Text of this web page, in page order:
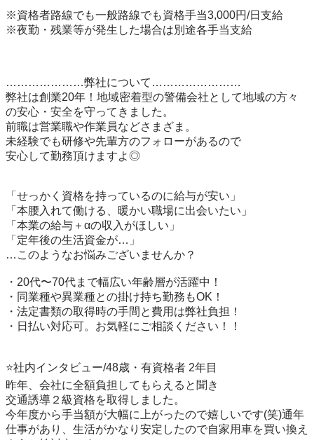
※資格者路線でも一般路線でも資格手当3,000円/日支給
※夜勤・残業等が発生した場合は別途各手当支給
…………………弊社について……………………
弊社は創業20年！地域密着型の警備会社として地域の方々
の安心・安全を守ってきました。
前職は営業職や作業員などさまざま。
未経験でも研修や先輩方のフォローがあるので
安心して勤務頂けますよ◎
「せっかく資格を持っているのに給与が安い」
「本腰入れて働ける、暖かい職場に出会いたい」
「本業の給与＋αの収入がほしい」
「定年後の生活資金が…」
…このようなお悩みございませんか？
・20代〜70代まで幅広い年齢層が活躍中！
・同業種や異業種との掛け持ち勤務もOK！
・法定書類の取得時の手間と費用は弊社負担！
・日払い対応可。お気軽にご相談ください！！
⭐️社内インタビュー/48歳・有資格者 2年目
昨年、会社に全額負担してもらえると聞き
交通誘導２級資格を取得しました。
今年度から手当額が大幅に上がったので嬉しいです(笑)通年
仕事があり、生活がかなり安定したので自家用車を買い換え